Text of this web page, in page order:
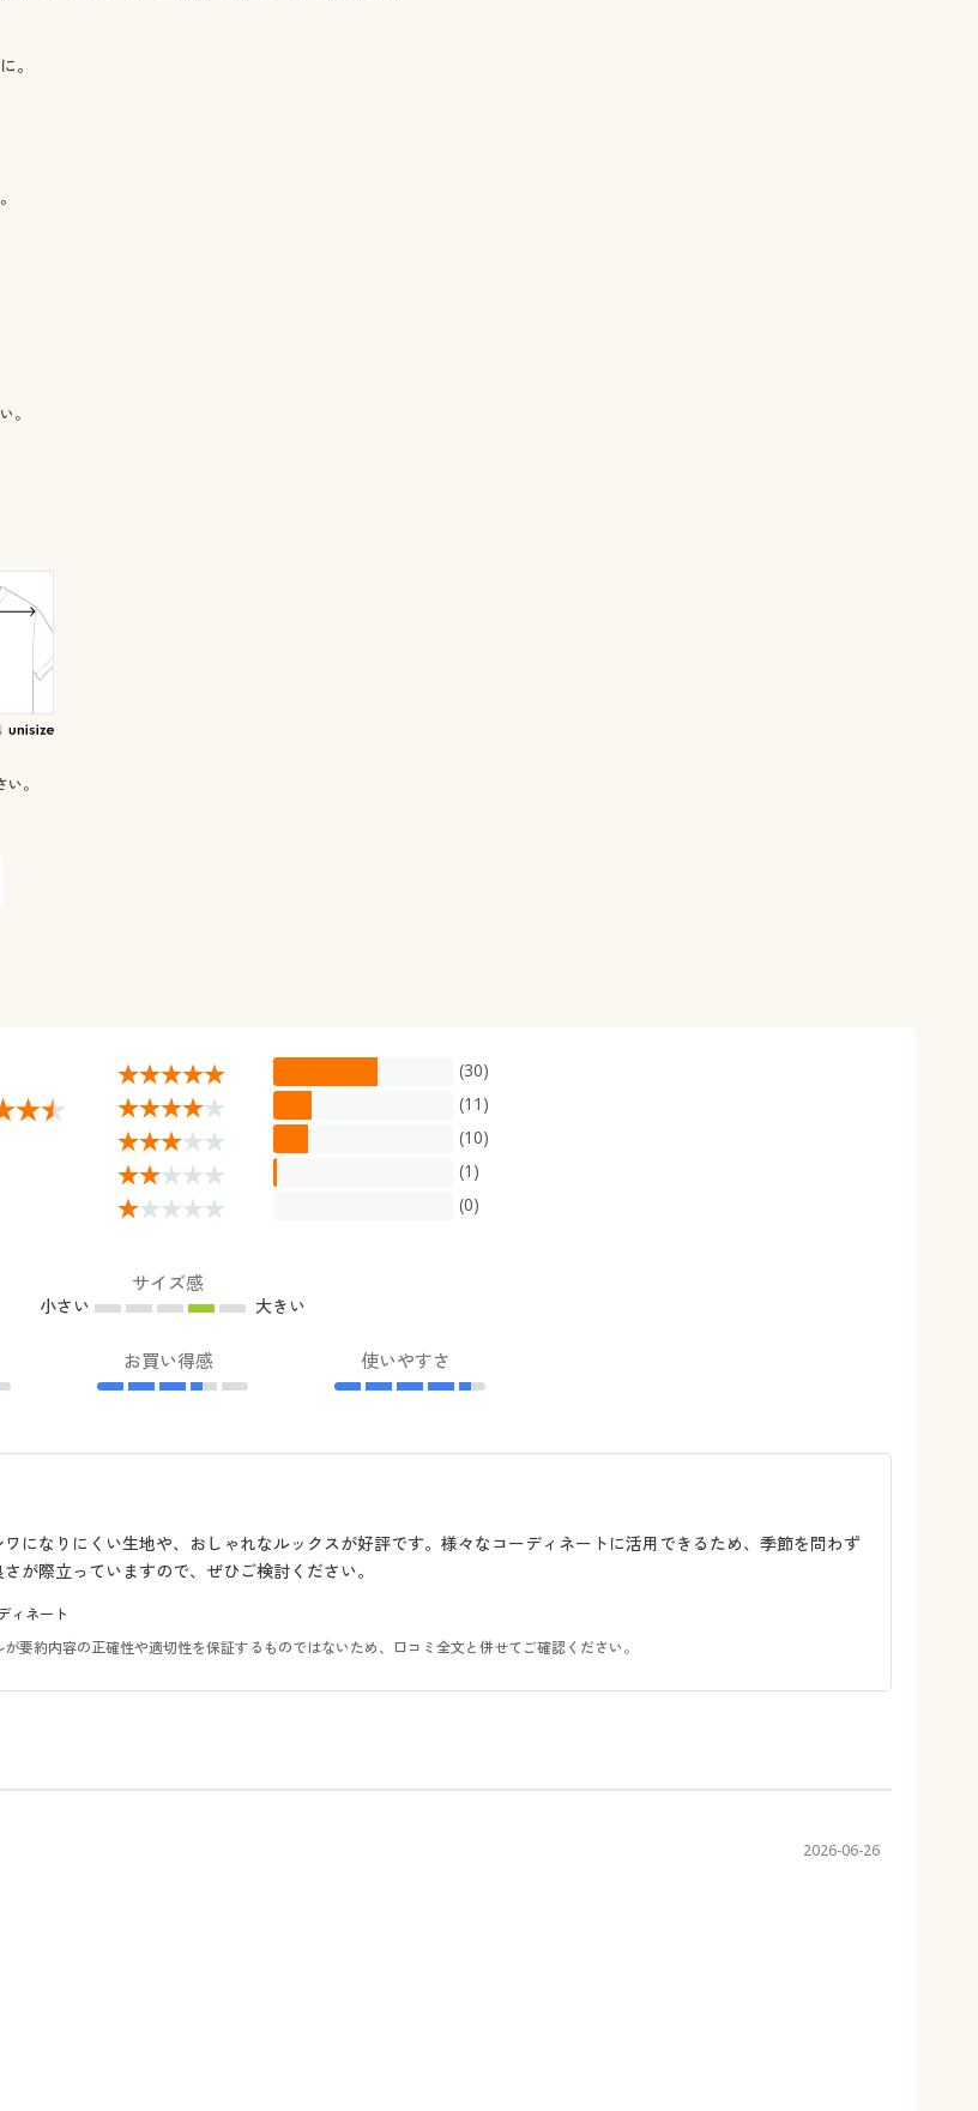
。
。
。
(30)
(11)
(10)
(1)
(0)
サイズ感
小さい 大きい
お買い得感 使いやすさ
になりにくい生地や、おしゃれなルックスが好評です。様々なコーディネートに活用できるため、季節を問わず
が際立っていますので、ぜひご検討ください。
ィネート
約内容の正確性や適切性を保証するものではないため、口コミ全文と併せてご確認ください。
2026-06-26